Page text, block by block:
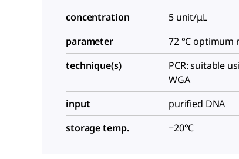
concentration
5 unit/μL
parameter
72 °C optimum
technique(s)
PCR: suitable
WGA
input
purified DNA
storage temp.
−20°C